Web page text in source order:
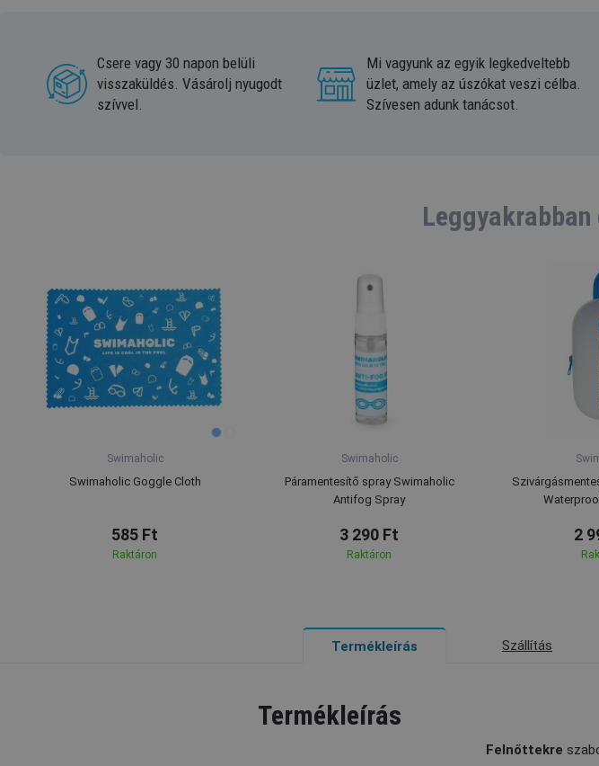
Csere vagy 30 napon belüli
visszaküldés. Vásárolj nyugodt
szívvel.
Mi vagyunk az egyik legkedveltebb
üzlet, amely az úszókat veszi célba.
Szívesen adunk tanácsot.
Swimaholic
Swimaholic Goggle Cloth
585 Ft
Raktáron
Swimaholic
Páramentesítő spray Swimaholic
Antifog Spray
3 290 Ft
Raktáron
2
Termékleírás Szállítás
Termékleírás
Felnőttekre